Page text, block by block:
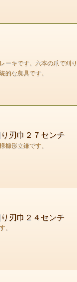
キです。六本の爪で
的な農具です。
刃巾２７センチ
櫛形立鎌です。
刃巾２４センチ
。